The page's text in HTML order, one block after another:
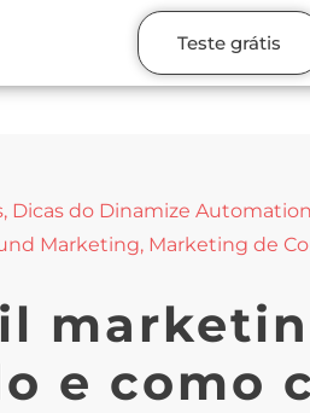
Teste grátis
, Dicas do Dinamize Automation
Marketing, Marketing de
e como